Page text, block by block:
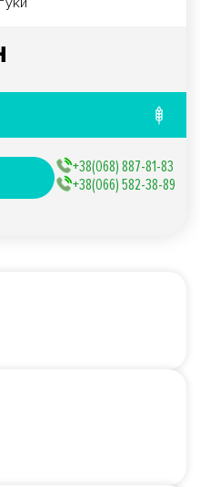
+38(068) 887-81-83
+38(066) 582-38-89